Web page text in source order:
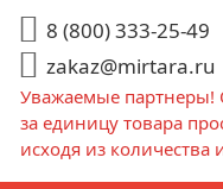
8 (800) 333-25-49
zakaz@mirtara.ru
Уважаемые
за единицу товара
исходя из количества